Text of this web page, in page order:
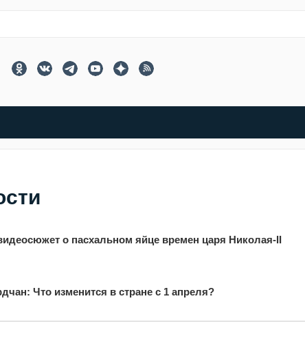
о пасхальном яйце времен царя Николая-II
Что изменится в стране с 1 апреля?